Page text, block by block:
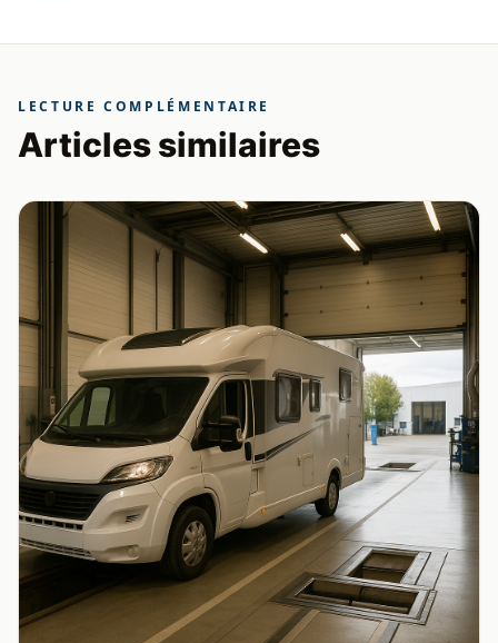
LECTURE COMPLÉMENTAIRE
Articles similaires